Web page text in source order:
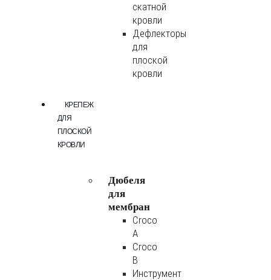
скатной
кровли
Дефлекторы
для
плоской
кровли
КРЕПЕЖ
ДЛЯ
ПЛОСКОЙ
КРОВЛИ
Дюбеля
для
мембран
Croco
A
Croco
B
Инструмент